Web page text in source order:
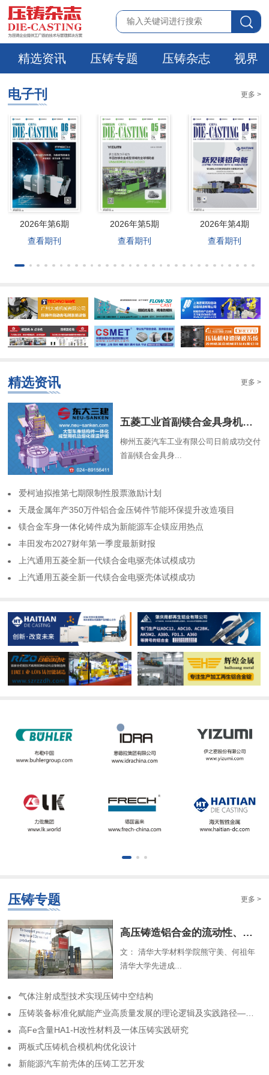
精选资讯 压铸专题 压铸杂志 视界
电子刊 更多 >
2026年第6期
查看期刊
2026年第5期
查看期刊
2026年第4期
查看期刊
精选资讯 更多 >
​五菱工业首副镁合金具身机器人骨架成功交付
柳州五菱汽车工业有限公司日前成功交付
首副镁合金具身...
​爱柯迪拟推第七期限制性股票激励计划
​天晟金属年产350万件铝合金压铸件节能环保提升改造项目
​镁合金车身一体化铸件成为新能源车企镁应用热点
​丰田发布2027财年第一季度最新财报
​上汽通用五菱全新一代镁合金电驱壳体试模成功
​上汽通用五菱全新一代镁合金电驱壳体试模成功
压铸专题 更多 >
​高压铸造铝合金的流动性、组织特征及解析模型（一）
文： 清华大学材料学院熊守美、何祖年
清华大学先进成...
气体注射成型技术实现压铸中空结构
​压铸装备标准化赋能产业高质量发展的理论逻辑及实践路径——基于力劲集团标准化实践历程的回顾
高Fe含量HA1-H改性材料及一体压铸实践研究
两板式压铸机合模机构优化设计
​新能源汽车前壳体的压铸工艺开发